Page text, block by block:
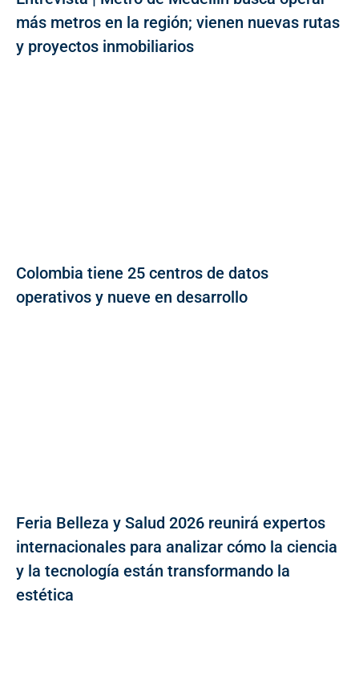
más metros en la región; vienen nuevas rutas
y proyectos inmobiliarios
Colombia tiene 25 centros de datos
operativos y nueve en desarrollo
Feria Belleza y Salud 2026 reunirá expertos
internacionales para analizar cómo la ciencia
y la tecnología están transformando la
estética